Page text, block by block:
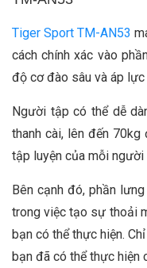
Tiger Sport TM-AN53
cách chính xác vào
độ cơ đào sâu và áp lực
Người tập có thể dễ
thanh cài, lên đến
tập luyện của mỗi người
Bên cạnh đó, phần
trong việc tạo sự thoải
bạn có thể thực hiện.
bạn đã có thể thực hiện